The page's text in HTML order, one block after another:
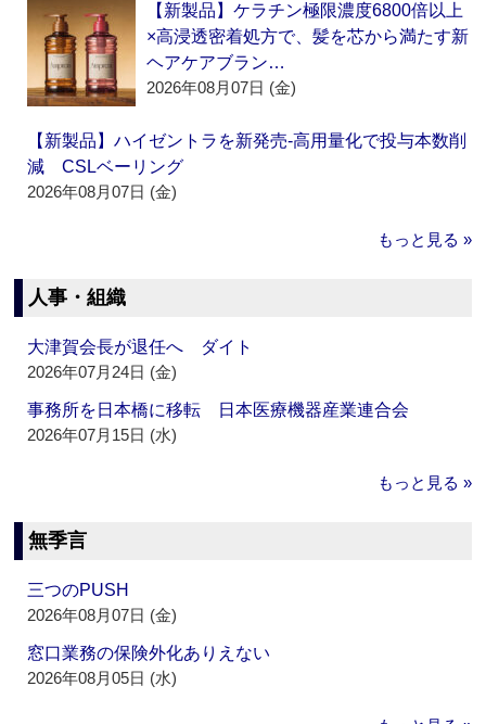
【新製品】ケラチン極限濃度6800倍以上
×高浸透密着処方で、髪を芯から満たす新
ヘアケアブラン…
2026年08月07日 (金)
【新製品】ハイゼントラを新発売‐高用量化で投与本数削
減 CSLベーリング
2026年08月07日 (金)
もっと見る »
人事・組織
大津賀会長が退任へ ダイト
2026年07月24日 (金)
事務所を日本橋に移転 日本医療機器産業連合会
2026年07月15日 (水)
もっと見る »
無季言
三つのPUSH
2026年08月07日 (金)
窓口業務の保険外化ありえない
2026年08月05日 (水)